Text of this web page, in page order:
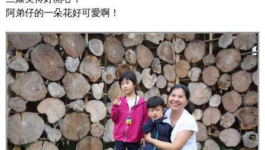
阿弟仔的一朵花好可愛啊！